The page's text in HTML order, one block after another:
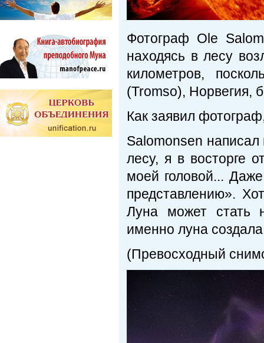
Фотограф Ole
находясь в лесу
километров,
(Tromso), Норвегия,
Как заявил
Salomonsen
лесу, я в восторге
моей головой...
представлению».
Луна может стать
именно луна
(Превосходный